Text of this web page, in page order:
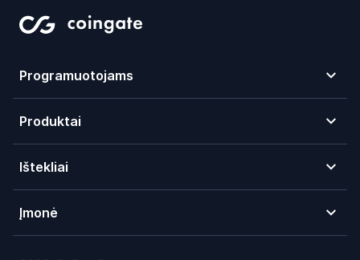
Programuotojams
Produktai
Ištekliai
Įmonė